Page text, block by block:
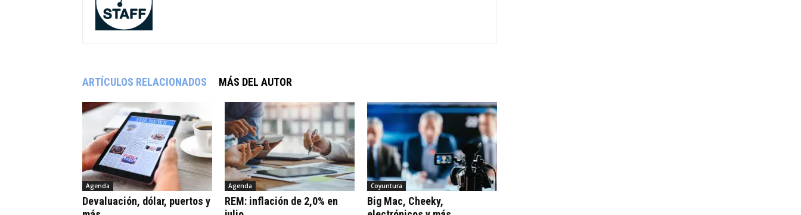
ARTÍCULOS RELACIONADOS MÁS DEL AUTOR
Agenda
Devaluación, dólar, puertos y
Agenda
REM: inflación de 2,0% en
Coyuntura
Big Mac, Cheeky,